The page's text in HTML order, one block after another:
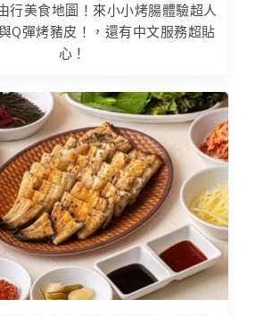
行美食地圖！來小小烤腸體驗超人
Q彈烤豬皮！，還有中文服務超貼
心！